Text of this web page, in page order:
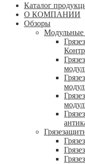
Каталог
О КОМПАНИИ
Обзоры
Модульные